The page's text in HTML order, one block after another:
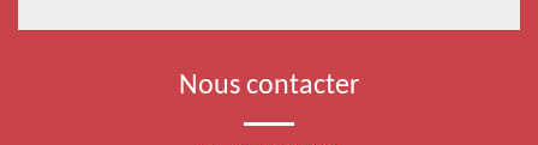
Nous contacter